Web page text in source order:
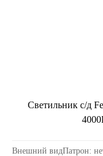
Светильник с/д
Внешний видПатрон: